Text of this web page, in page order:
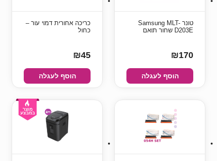
טונר Samsung MLT-
D203E שחור תואם
₪170
הוסף לעגלה
כריכה אחורית דמוי עור –
כחול
₪45
הוסף לעגלה